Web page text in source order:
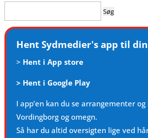
efter:
Hent Sydmedier's app til
> Hent i App store
> Hent i Google Play
I app’en kan du se arrangementer
Vordingborg og omegn.
Så har du altid oversigten lige ved